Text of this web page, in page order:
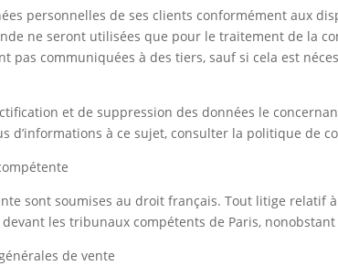
personnelles de ses clients conformément aux
ne seront utilisées que pour le traitement de la
pas communiquées à des tiers, sauf si cela est
et de suppression des données le
d’informations à ce sujet, consulter la politique de
sont soumises au droit français. Tout litige relatif
les tribunaux compétents de Paris,
de vente